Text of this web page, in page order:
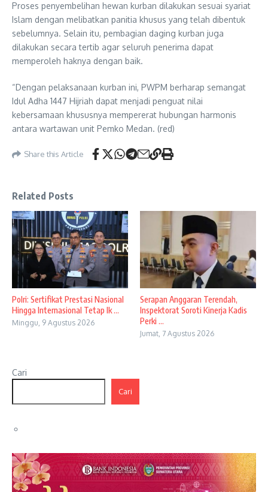
Proses penyembelihan hewan kurban dilakukan sesuai syariat
Islam dengan melibatkan panitia khusus yang telah dibentuk
sebelumnya. Selain itu, pembagian daging kurban juga
dilakukan secara tertib agar seluruh penerima dapat
memperoleh haknya dengan baik.
“Dengan pelaksanaan kurban ini, PWPM berharap semangat
Idul Adha 1447 Hijriah dapat menjadi penguat nilai
kebersamaan khususnya mempererat hubungan harmonis
antara wartawan unit Pemko Medan. (red)
Share this Article
Related Posts
Polri: Sertifikat Prestasi Nasional
Hingga Internasional Tetap Ik ...
Minggu, 9 Agustus 2026
Serapan Anggaran Terendah,
Inspektorat Soroti Kinerja Kadis
Perki ...
Jumat, 7 Agustus 2026
Cari
Cari